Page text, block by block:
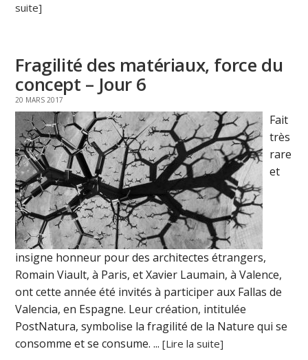
suite]
Fragilité des matériaux, force du
concept – Jour 6
20 MARS 2017
Fait
très
rare
et
insigne honneur pour des architectes étrangers,
Romain Viault, à Paris, et Xavier Laumain, à Valence,
ont cette année été invités à participer aux Fallas de
Valencia, en Espagne. Leur création, intitulée
PostNatura, symbolise la fragilité de la Nature qui se
consomme et se consume. ...[Lire la suite]